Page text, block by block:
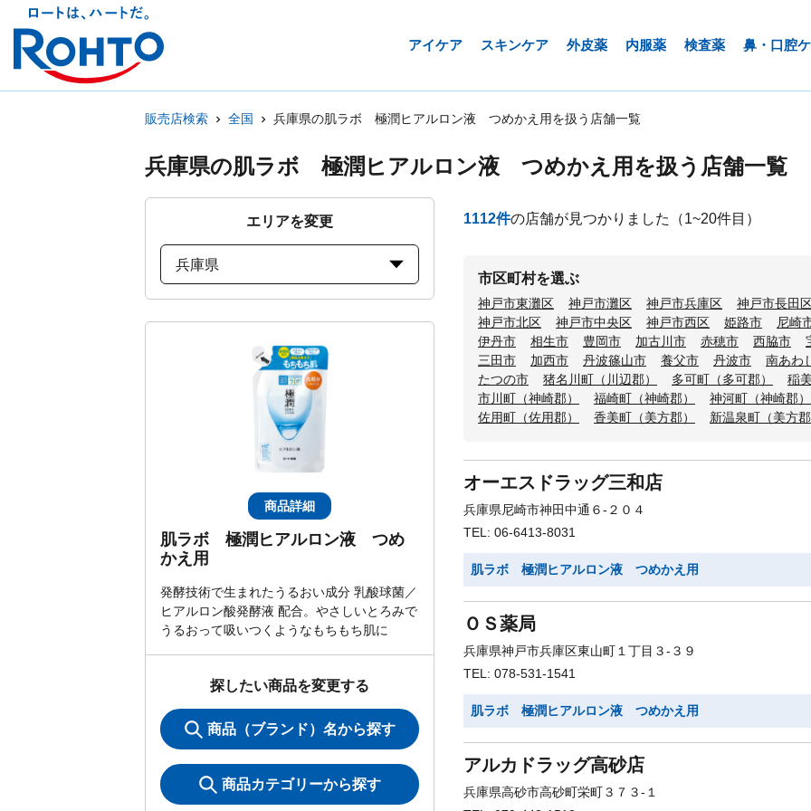
アイケア スキンケア 外皮薬 内服薬 検査薬 鼻・口腔
販売店検索 全国 兵庫県の肌ラボ 極潤ヒアルロン液 つめかえ用を扱う店舗一覧
兵庫県の肌ラボ 極潤ヒアルロン液 つめかえ用を扱う店舗一覧
エリアを変更
兵庫県
商品詳細
肌ラボ 極潤ヒアルロン液 つめ
かえ用
発酵技術で生まれたうるおい成分 乳酸球菌／
ヒアルロン酸発酵液 配合。やさしいとろみで
うるおって吸いつくようなもちもち肌に
探したい商品を変更する
商品（ブランド）名から探す
商品カテゴリーから探す
1112件の店舗が見つかりました （1~20件目）
市区町村を選ぶ
神戸市東灘区 神戸市灘区 神戸市兵庫区
神戸市長田
神戸市北区
神戸市中央区 神戸市西区 姫路市
尼崎
伊丹市
相生市 豊岡市 加古川市 赤穂市 西脇市
三田市
加西市 丹波篠山市 養父市 丹波市
南あわ
たつの市
猪名川町（川辺郡） 多可町（多可郡）
稲
市川町（神崎郡）
福崎町（神崎郡）
神河町（神崎郡）
佐用町（佐用郡）
香美町（美方郡） 新温泉町（美方
オーエスドラッグ三和店
兵庫県尼崎市神田中通６-２０４
TEL: 06-6413-8031
肌ラボ 極潤ヒアルロン液 つめかえ用
ＯＳ薬局
兵庫県神戸市兵庫区東山町１丁目３-３９
TEL: 078-531-1541
肌ラボ 極潤ヒアルロン液 つめかえ用
アルカドラッグ高砂店
兵庫県高砂市高砂町栄町３７３-１